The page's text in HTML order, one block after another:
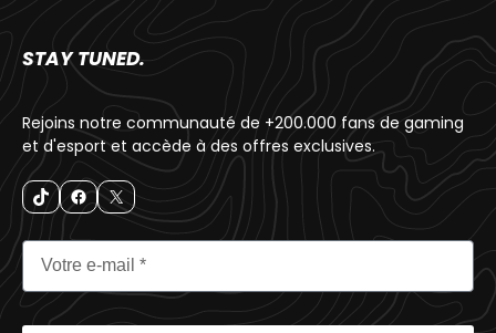
STAY TUNED.
Rejoins notre communauté de +200.000 fans de gaming
et d'esport et accède à des offres exclusives.